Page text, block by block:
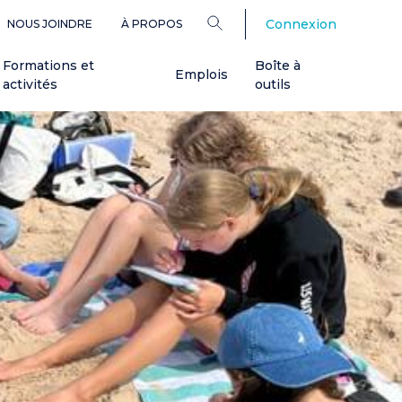
NOUS JOINDRE À PROPOS Connexion
Formations et
activités
Emplois
Boîte à
outils